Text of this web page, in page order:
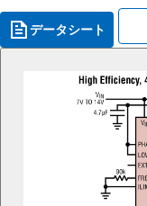
データシート